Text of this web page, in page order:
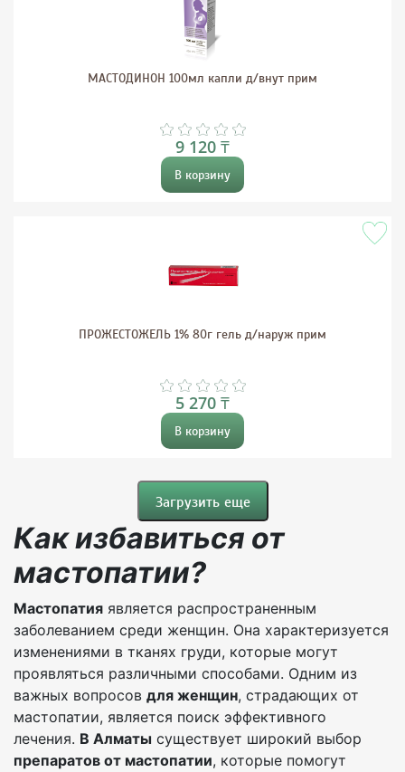
МАСТОДИНОН 100мл капли д/внут прим
9 120 ₸
В корзину
ПРОЖЕСТОЖЕЛЬ 1% 80г гель д/наруж прим
5 270 ₸
В корзину
Загрузить еще
Как избавиться от
мастопатии?
Мастопатия является распространенным
заболеванием среди женщин. Она характеризуется
изменениями в тканях груди, которые могут
проявляться различными способами. Одним из
важных вопросов для женщин, страдающих от
мастопатии, является поиск эффективного
лечения. В Алматы существует широкий выбор
препаратов от мастопатии, которые помогут